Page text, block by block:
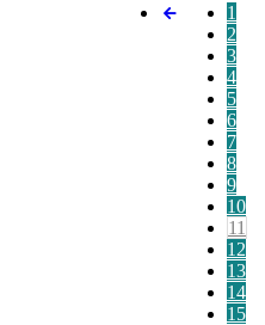
1
2
3
4
5
6
7
8
9
10
11
12
13
14
15